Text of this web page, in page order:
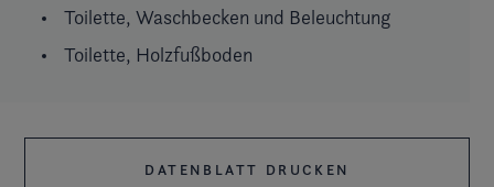
Toilette, Waschbecken und Beleuchtung
Toilette, Holzfußboden
DATENBLATT DRUCKEN